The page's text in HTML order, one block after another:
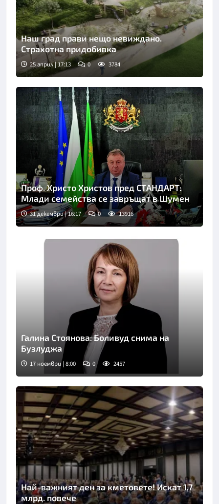
Наш град прави нещо невиждано.
Страхотна придобивка
25 април | 17:13 0 3784
Проф. Христо Христов пред СТАНДАРТ:
Млади семейства се завръщат в Шумен
31 декември | 16:17 0 13916
Галина Стоянова: Боливуд снима на
Бузлуджа
17 ноември | 8:00 0 2457
Най-важният ден за кметовете! Искат 1,7
млрд. повече